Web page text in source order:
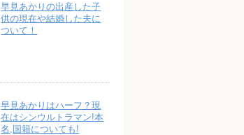
早見あかりの出産した子
供の現在や結婚した夫に
ついて！
早見あかりはハーフ？現
在はシンウルトラマン!本
名,国籍についても!